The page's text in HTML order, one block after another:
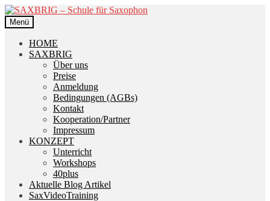
Zur
Navigation
springen
Zum
Inhalt
springen
Menü
HOME
SAXBRIG
Über uns
Preise
Anmeldung
Bedingungen (AGBs)
Kontakt
Kooperation/Partner
Impressum
KONZEPT
Unterricht
Workshops
40plus
Aktuelle Blog Artikel
SaxVideoTraining